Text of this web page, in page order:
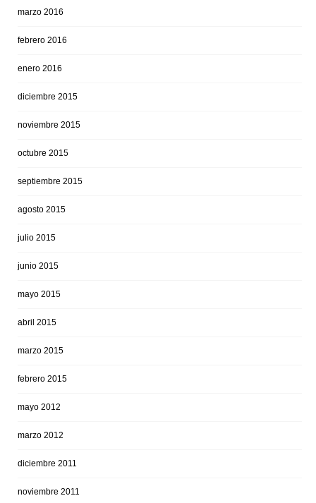
marzo 2016
febrero 2016
enero 2016
diciembre 2015
noviembre 2015
octubre 2015
septiembre 2015
agosto 2015
julio 2015
junio 2015
mayo 2015
abril 2015
marzo 2015
febrero 2015
mayo 2012
marzo 2012
diciembre 2011
noviembre 2011